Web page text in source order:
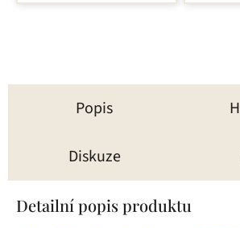
Popis
Diskuze
Detailní popis produktu